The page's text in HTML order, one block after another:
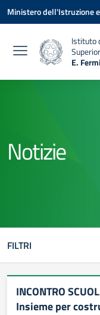
Vai ai contenuti
Vai al menu di
Vai al footer
Ministero dell'Istruzione
Istituto
E.
Notizie
FILTRI
INCONTRO
Insieme per